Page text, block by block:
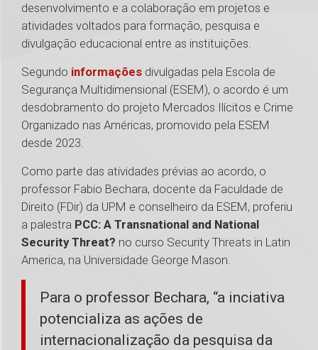
desenvolvimento e a colaboração em projetos e
atividades voltados para formação, pesquisa e
divulgação educacional entre as instituições.
Segundo informações divulgadas pela Escola de
Segurança Multidimensional (ESEM), o acordo é um
desdobramento do projeto Mercados Ilícitos e Crime
Organizado nas Américas, promovido pela ESEM
desde 2023.
Como parte das atividades prévias ao acordo, o
professor Fabio Bechara, docente da Faculdade de
Direito (FDir) da UPM e conselheiro da ESEM, proferiu
a palestra PCC: A Transnational and National
Security Threat? no curso Security Threats in Latin
America, na Universidade George Mason.
Para o professor Bechara, “a inciativa
potencializa as ações de
internacionalização da pesquisa da